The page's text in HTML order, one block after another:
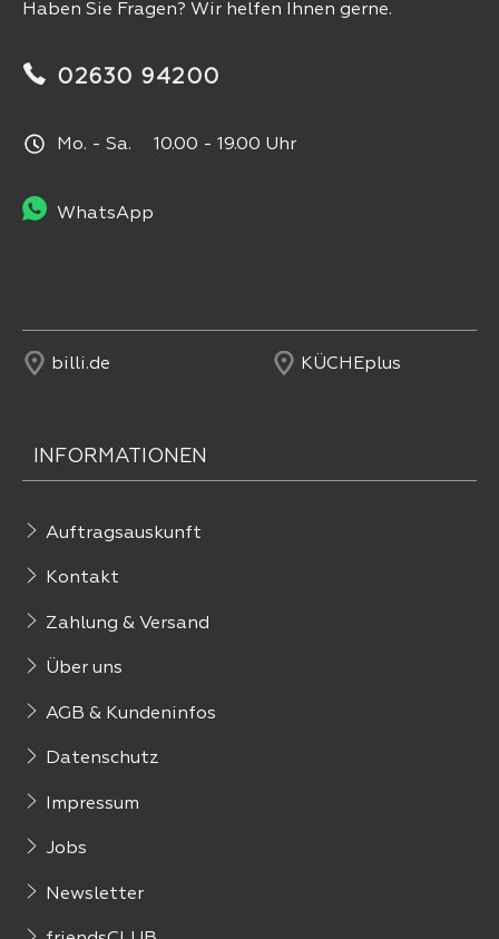
Haben Sie Fragen? Wir helfen Ihnen gerne.
02630 94200
Mo. - Sa. 10.00 - 19.00 Uhr
WhatsApp
billi.de KÜCHEplus
INFORMATIONEN
Auftragsauskunft
Kontakt
Zahlung & Versand
Über uns
AGB & Kundeninfos
Datenschutz
Impressum
Jobs
Newsletter